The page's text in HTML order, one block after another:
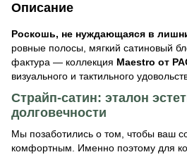
Описание
Роскошь, не нуждающаяся в
ровные полосы, мягкий сатиновый
фактура — коллекция Maestro от
визуального и тактильного
Страйп-сатин: эталон
долговечности
Мы позаботились о том, чтобы ваш
комфортным. Именно поэтому для